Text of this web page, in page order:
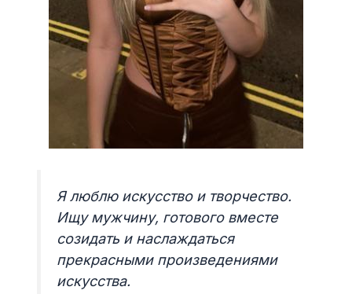
Я люблю искусство и творчество.
Ищу мужчину, готового вместе
созидать и наслаждаться
прекрасными произведениями
искусства.